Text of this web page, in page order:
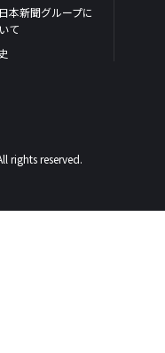
本新聞グループに
て
rights reserved.